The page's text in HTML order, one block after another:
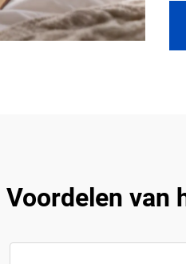
Voordelen van